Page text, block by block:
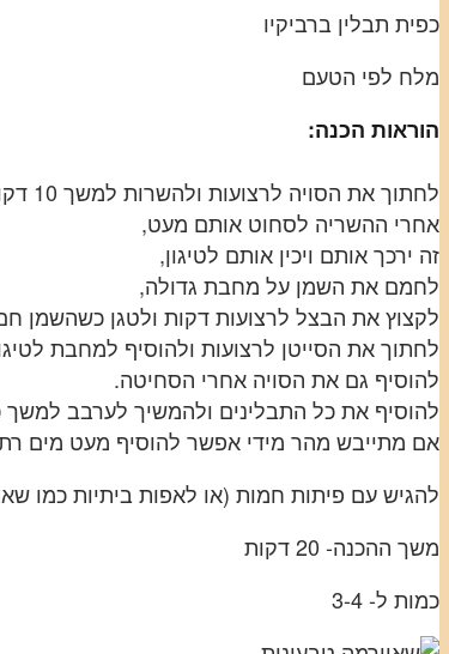
כפית תבלין ברביקיו
מלח לפי הטעם
הוראות הכנה:
לחתוך את הסויה לרצועות ולהשרות למשך 10 דקות במים חמים בקערה,
אחרי ההשריה לסחוט אותם מעט,
זה ירכך אותם ויכין אותם לטיגון,
לחמם את השמן על מחבת גדולה,
לקצוץ את הבצל לרצועות דקות ולטגן כשהשמן
לחתוך את הסייטן לרצועות ולהוסיף למחבת
להוסיף גם את הסויה אחרי הסחיטה.
להוסיף את כל התבלינים ולהמשיך לערבב למשך
אם מתייבש מהר מידי אפשר להוסיף מעט מים
להגיש עם פיתות חמות (או לאפות ביתיות כמו
משך ההכנה- 20 דקות
כמות ל- 3-4